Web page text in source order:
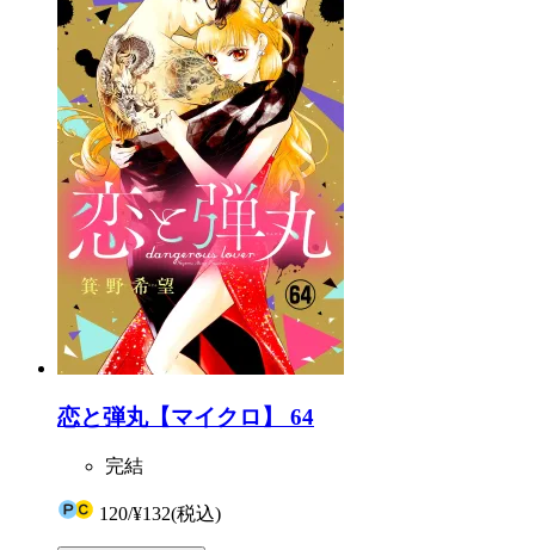
恋と弾丸【マイクロ】 64
完結
120/¥132(税込)